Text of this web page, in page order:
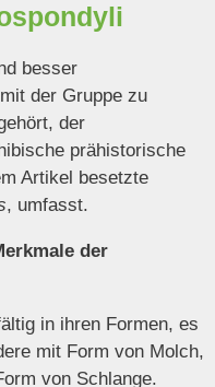
besser
der Gruppe zu
der
prähistorische
Artikel besetzte
, umfasst.
der
in ihren Formen, es
mit Form von Molch,
von Schlange.